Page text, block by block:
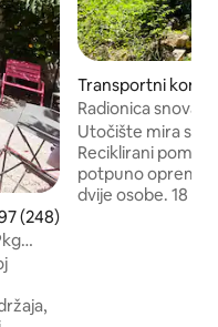
ocjena: 4,97/5,
(248)
Transportni
rnes
Radionica snova u
Utočište mira s
Reciklirani
potpuno
dvije osobe. 18